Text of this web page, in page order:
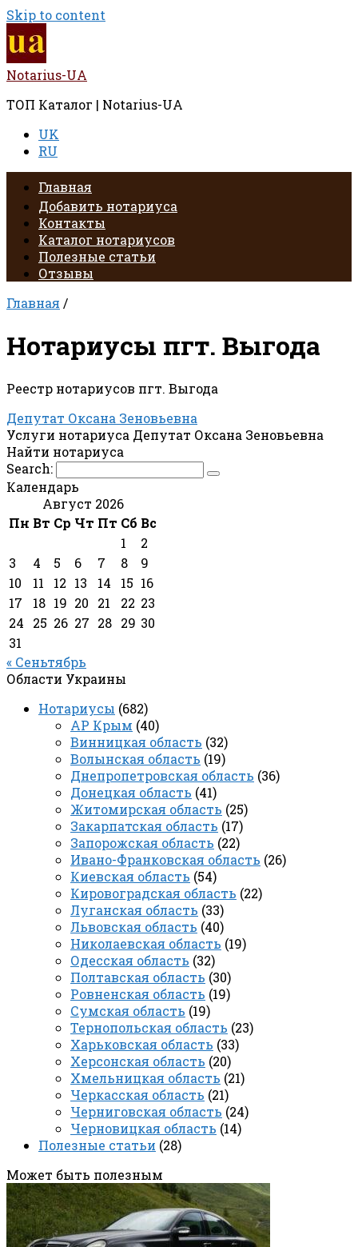
Skip to content
Notarius-UA
ТОП Каталог | Notarius-UA
UK
RU
Главная
Добавить нотариуса
Контакты
Каталог нотариусов
Полезные статьи
Отзывы
Главная /
Нотариусы пгт. Выгода
Реестр нотариусов пгт. Выгода
Депутат Оксана Зеновьевна
Услуги нотариуса Депутат Оксана Зеновьевна
Найти нотариуса
Search:
Календарь
Август 2026
Пн Вт Ср Чт Пт Сб Вс
1
2
3
4 5 6 7 8
9
10
11 12 13 14 15 16
17
18 19 20 21 22 23
24
25 26 27 28 29 30
31
« Сеньтябрь
Области Украины
Нотариусы (682)
АР Крым (40)
Винницкая область (32)
Волынская область (19)
Днепропетровская область (36)
Донецкая область (41)
Житомирская область (25)
Закарпатская область (17)
Запорожская область (22)
Ивано-Франковская область (26)
Киевская область (54)
Кировоградская область (22)
Луганская область (33)
Львовская область (40)
Николаевская область (19)
Одесская область (32)
Полтавская область (30)
Ровненская область (19)
Сумская область (19)
Тернопольская область (23)
Харьковская область (33)
Херсонская область (20)
Хмельницкая область (21)
Черкасская область (21)
Черниговская область (24)
Черновицкая область (14)
Полезные статьи (28)
Может быть полезным